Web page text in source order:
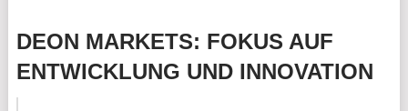
DEON MARKETS: FOKUS AUF
ENTWICKLUNG UND INNOVATION